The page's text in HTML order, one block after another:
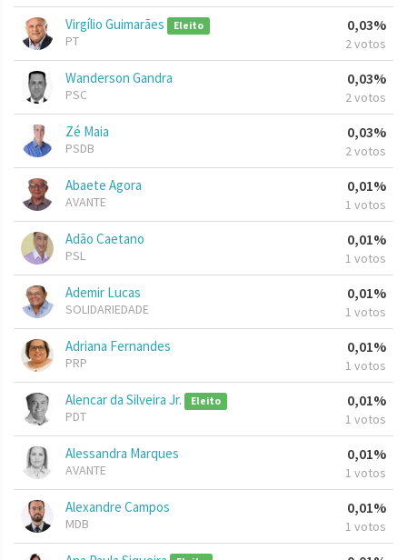
Virgílio Guimarães Eleito
PT
0,03%
2 votos
Wanderson Gandra
PSC
0,03%
2 votos
Zé Maia
PSDB
0,03%
2 votos
Abaete Agora
AVANTE
0,01%
1 votos
Adão Caetano
PSL
0,01%
1 votos
Ademir Lucas
SOLIDARIEDADE
0,01%
1 votos
Adriana Fernandes
PRP
0,01%
1 votos
Alencar da Silveira Jr. Eleito
PDT
0,01%
1 votos
Alessandra Marques
AVANTE
0,01%
1 votos
Alexandre Campos
MDB
0,01%
1 votos